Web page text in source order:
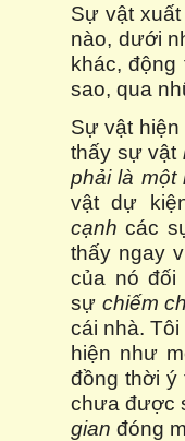
Sự vật
nào, dưới
khác,
sao, qua
Sự vật
thấy sự vật
phải là một
vật dự
cạnh các
thấy ngay
của nó đối
sự chiếm
cái nhà.
hiện như
đồng thời ý
chưa được
gian đóng